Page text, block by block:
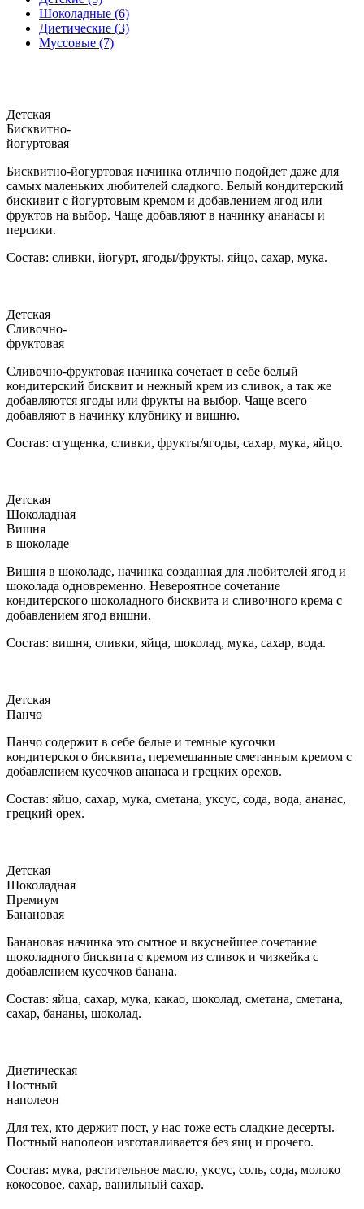
Шоколадные (6)
Диетические (3)
Муссовые (7)
Детская
Бисквитно-
йогуртовая
Бисквитно-йогуртовая начинка отлично подойдет даже для
самых маленьких любителей сладкого. Белый кондитерский
бискивит с йогуртовым кремом и добавлением ягод или
фруктов на выбор. Чаще добавляют в начинку ананасы и
персики.
Состав: сливки, йогурт, ягоды/фрукты, яйцо, сахар, мука.
Детская
Сливочно-
фруктовая
Сливочно-фруктовая начинка сочетает в себе белый
кондитерский бисквит и нежный крем из сливок, а так же
добавляются ягоды или фрукты на выбор. Чаще всего
добавляют в начинку клубнику и вишню.
Состав: сгущенка, сливки, фрукты/ягоды, сахар, мука, яйцо.
Детская
Шоколадная
Вишня
в шоколаде
Вишня в шоколаде, начинка созданная для любителей ягод и
шоколада одновременно. Невероятное сочетание
кондитерского шоколадного бисквита и сливочного крема с
добавлением ягод вишни.
Состав: вишня, сливки, яйца, шоколад, мука, сахар, вода.
Детская
Панчо
Панчо содержит в себе белые и темные кусочки
кондитерского бисквита, перемешанные сметанным кремом с
добавлением кусочков ананаса и грецких орехов.
Состав: яйцо, сахар, мука, сметана, уксус, сода, вода, ананас,
грецкий орех.
Детская
Шоколадная
Премиум
Банановая
Банановая начинка это сытное и вкуснейшее сочетание
шоколадного бисквита с кремом из сливок и чизкейка с
добавлением кусочков банана.
Состав: яйца, сахар, мука, какао, шоколад, сметана, сметана,
сахар, бананы, шоколад.
Диетическая
Постный
наполеон
Для тех, кто держит пост, у нас тоже есть сладкие десерты.
Постный наполеон изготавливается без яиц и прочего.
Состав: мука, растительное масло, уксус, соль, сода, молоко
кокосовое, сахар, ванильный сахар.